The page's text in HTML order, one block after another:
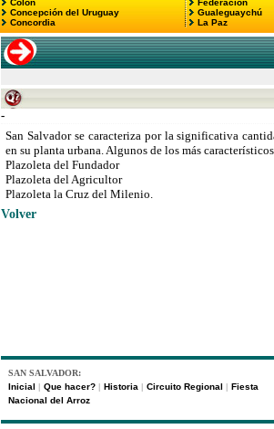
Colón
Concepción del Uruguay
Concordia
Federación
Gualeguaychú
La Paz
-
San Salvador se caracteriza por la significativa
en su planta urbana. Algunos de los más
Plazoleta del Fundador
Plazoleta del Agricultor
Plazoleta la Cruz del Milenio.
Volver
SAN SALVADOR:
Inicial
Que hacer? Historia Circuito Regional
Fiesta
Nacional del Arroz